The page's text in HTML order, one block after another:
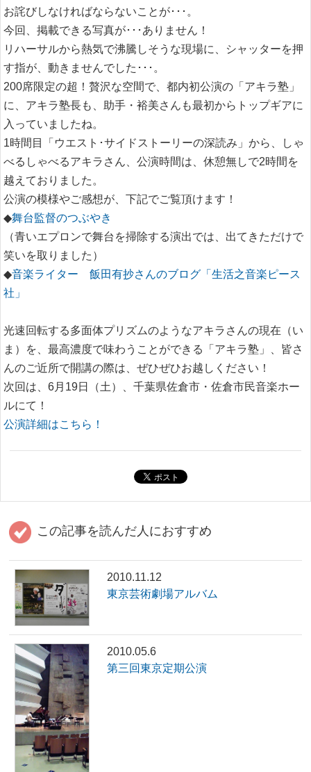
お詫びしなければならないことが･･･。
今回、掲載できる写真が･･･ありません！
リハーサルから熱気で沸騰しそうな現場に、シャッターを押
す指が、動きませんでした･･･。
200席限定の超！贅沢な空間で、都内初公演の「アキラ塾」
に、アキラ塾長も、助手・裕美さんも最初からトップギアに
入っていましたね。
1時間目「ウエスト･サイドストーリーの深読み」から、しゃ
べるしゃべるアキラさん、公演時間は、休憩無しで2時間を
越えておりました。
公演の模様やご感想が、下記でご覧頂けます！
◆舞台監督のつぶやき
（青いエプロンで舞台を掃除する演出では、出てきただけで
笑いを取りました）
◆音楽ライター 飯田有抄さんのブログ「生活之音楽ピース
社」
光速回転する多面体プリズムのようなアキラさんの現在（い
ま）を、最高濃度で味わうことができる「アキラ塾」、皆さ
んのご近所で開講の際は、ぜひぜひお越しください！
次回は、6月19日（土）、千葉県佐倉市・佐倉市民音楽ホー
ルにて！
公演詳細はこちら！
この記事を読んだ人におすすめ
2010.11.12
東京芸術劇場アルバム
2010.05.6
第三回東京定期公演